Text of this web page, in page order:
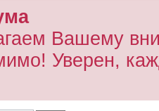
Вашему
Уверен,